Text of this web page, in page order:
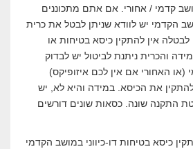
קדמי / אחורי. אם אתם מתכוננים
הקדמי יש לוודא שניתן לבטל את כרית
לבטלה אין להתקין כיסא בטיחות או
והכרית ניתנת לביטול יש לבדוק
האחורי אם אין לכם איזופיקס)
את הכיסא. במידה והיא לא, יש
התקנה שונה. כסאות שונים דורשים
כיסא בטיחות דו-כיווני במושב הקדמי